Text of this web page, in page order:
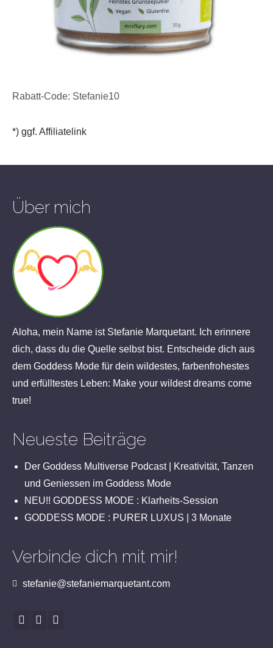
Rabatt-Code: Stefanie10
*) ggf. Affiliatelink
Über mich
Aloha, mein Name ist Stefanie Marquetant. Ich erinnere
dich, dass du die Quelle selbst bist. Entscheide dich aus
dem Goddess Mode für dein wildestes, farbenfrohestes
und erfülltestes Leben: Make your wildest dreams come
true!
Neueste Beiträge
Der Goddess Multiverse Podcast | Kreativität, Tanzen
und Geniessen im Goddess Mode
NEU!! GODDESS MODE : Klarheits-Session
GODDESS MODE : PURER LUXUS | 3 Monate
Verbinde dich mit mir!
stefanie@stefaniemarquetant.com